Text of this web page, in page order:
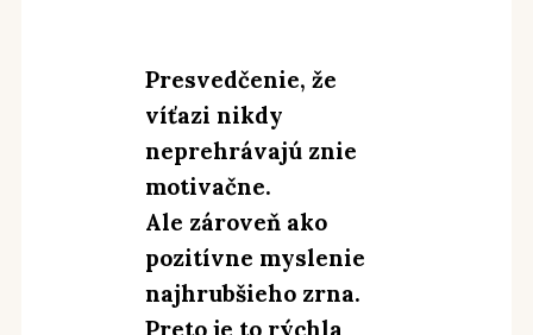
Presvedčenie, že
víťazi nikdy
neprehrávajú znie
motivačne.
Ale zároveň ako
pozitívne myslenie
najhrubšieho zrna.
Preto je to rýchla